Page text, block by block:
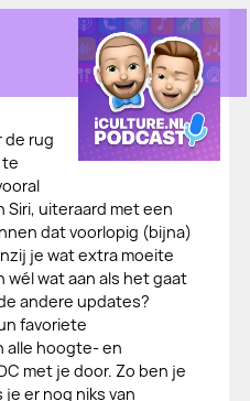
de rug
te
Siri, uiteraard met een
dat voorlopig (bijna)
je wat extra moeite
wél wat aan als het gaat
andere updates?
favoriete
alle hoogte- en
met je door. Zo ben je
er nog niks van